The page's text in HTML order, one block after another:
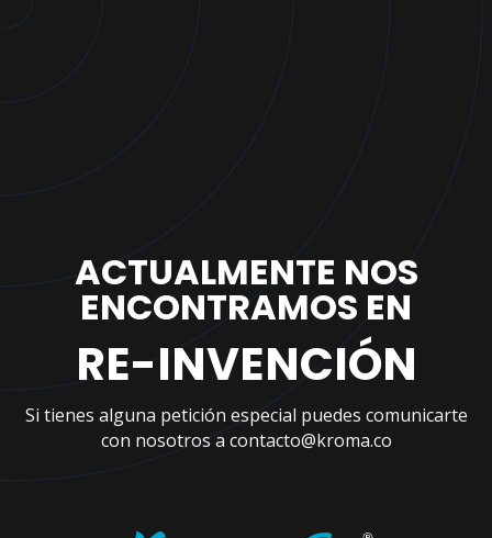
ACTUALMENTE NOS
ENCONTRAMOS EN
RE-INVENCIÓN
Si tienes alguna petición especial puedes comunicarte
con nosotros a contacto@kroma.co